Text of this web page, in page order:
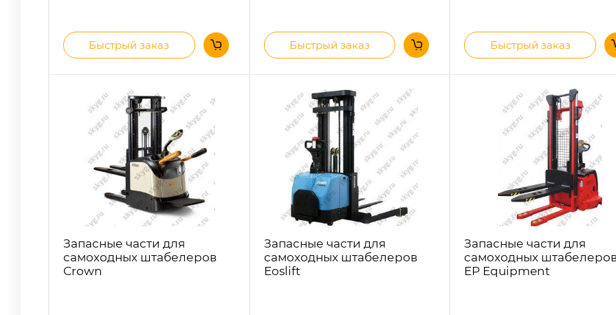
Быстрый заказ Быстрый заказ Быстрый заказ
Запасные части для
самоходных штабелеров
Crown
Запасные части для
самоходных штабелеров
Eoslift
Запасные части для
самоходных
EP Equipment